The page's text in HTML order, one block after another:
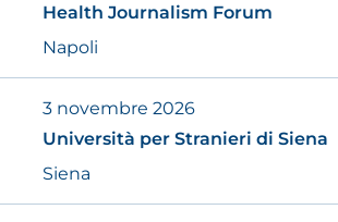
Health Journalism Forum
Napoli
3 novembre 2026
Università per Stranieri di Siena
Siena